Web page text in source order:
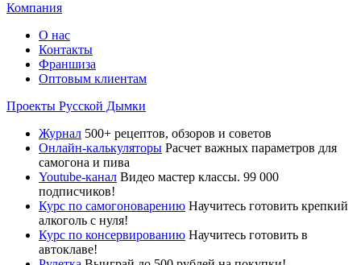
Компания
О нас
Контакты
Франшиза
Оптовым клиентам
Проекты Русской Дымки
Журнал 500+ рецептов, обзоров и советов
Онлайн-калькуляторы Расчет важных параметров для
самогона и пива
Youtube-канал Видео мастер классы. 99 000
подписчиков!
Курс по самогоноварению Научитесь готовить крепкий
алкоголь с нуля!
Курс по консервированию Научитесь готовить в
автоклаве!